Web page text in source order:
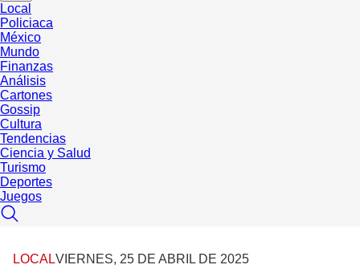
Local
Policiaca
México
Mundo
Finanzas
Análisis
Cartones
Gossip
Cultura
Tendencias
Ciencia y Salud
Turismo
Deportes
Juegos
LOCALVIERNES, 25 DE ABRIL DE 2025